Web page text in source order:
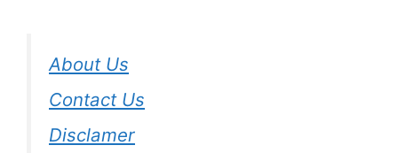
About Us
Contact Us
Disclamer